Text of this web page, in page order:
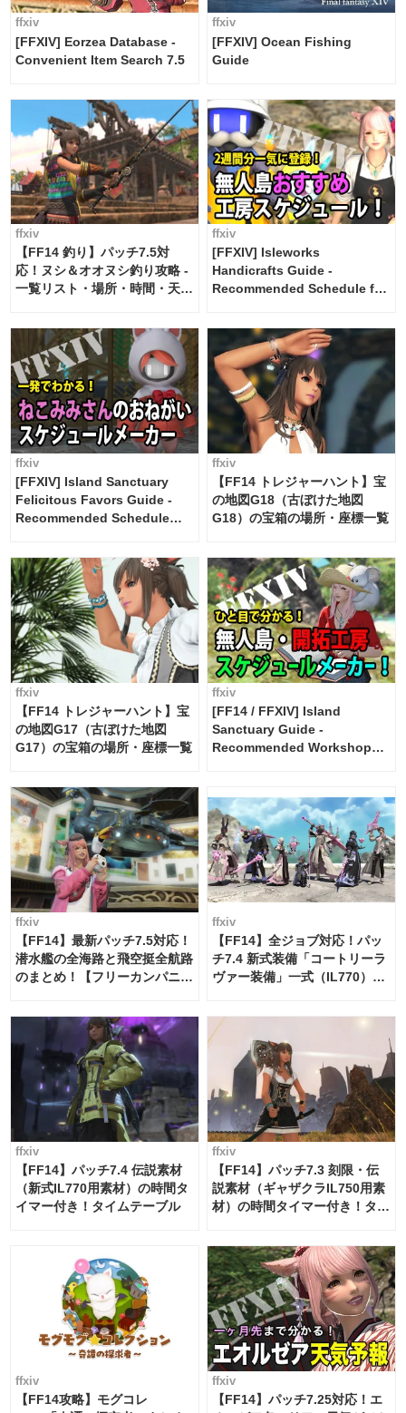
ffxiv
[FFXIV] Eorzea Database -
Convenient Item Search 7.5
ffxiv
[FFXIV] Ocean Fishing
Guide
ffxiv
【FF14 釣り】パッチ7.5対
応！ヌシ＆オオヌシ釣り攻略 -
一覧リスト・場所・時間・天
ffxiv
[FFXIV] Isleworks
Handicrafts Guide -
Recommended Schedule for
FF14]
ffxiv
[FFXIV] Island Sanctuary
Felicitous Favors Guide -
Recommended Schedule
FF14]
ffxiv
【FF14 トレジャーハント】宝
の地図G18（古ぼけた地図
G18）の宝箱の場所・座標一覧
ffxiv
【FF14 トレジャーハント】宝
の地図G17（古ぼけた地図
G17）の宝箱の場所・座標一覧
ffxiv
[FF14 / FFXIV] Island
Sanctuary Guide -
Recommended Workshop
ffxiv
【FF14】最新パッチ7.5対応！
潜水艦の全海路と飛空挺全航路
のまとめ！【フリーカンパニ
ffxiv
【FF14】全ジョブ対応！パッ
チ7.4 新式装備「コートリーラ
ヴァー装備」一式（IL770）の
ffxiv
【FF14】パッチ7.4 伝説素材
（新式IL770用素材）の時間タ
イマー付き！タイムテーブル
ffxiv
【FF14】パッチ7.3 刻限・伝
説素材（ギャザクラIL750用素
材）の時間タイマー付き！タイ
ffxiv
【FF14攻略】モグコレ
ffxiv
【FF14】パッチ7.25対応！エ